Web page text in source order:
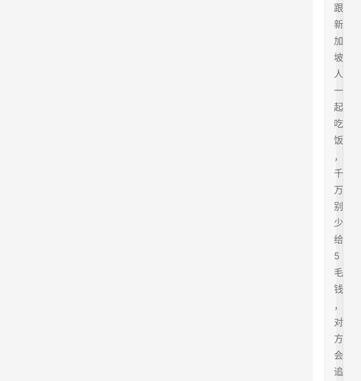
跟
新
加
坡
人
一
起
吃
饭
，
千
万
别
少
给
5
毛
钱
，
对
方
会
追